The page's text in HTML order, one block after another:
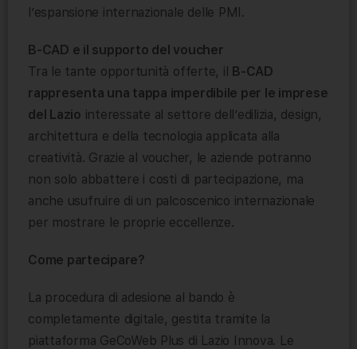
l’espansione internazionale delle PMI.
B-CAD e il supporto del voucher
Tra le tante opportunità offerte, il B-CAD
rappresenta una tappa imperdibile per le imprese
del Lazio interessate al settore dell’edilizia, design,
architettura e della tecnologia applicata alla
creatività. Grazie al voucher, le aziende potranno
non solo abbattere i costi di partecipazione, ma
anche usufruire di un palcoscenico internazionale
per mostrare le proprie eccellenze.
Come partecipare?
La procedura di adesione al bando è
completamente digitale, gestita tramite la
piattaforma GeCoWeb Plus di Lazio Innova. Le